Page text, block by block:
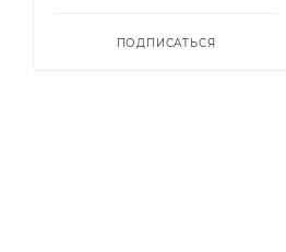
ПОДПИСАТЬСЯ